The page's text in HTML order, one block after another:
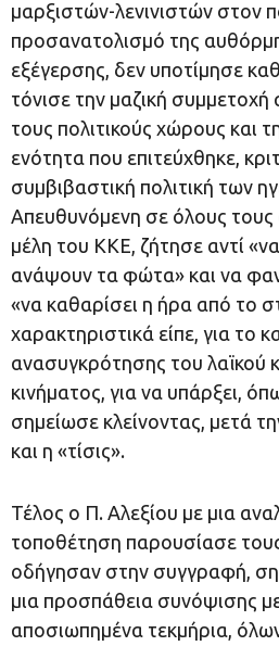
μαρξιστών-λενινιστών στον
προσανατολισμό της
εξέγερσης, δεν υποτίμησε
τόνισε την μαζική
τους πολιτικούς χώρους και
ενότητα που επιτεύχθηκε,
συμβιβαστική πολιτική των
Απευθυνόμενη σε όλους τους
μέλη του ΚΚΕ, ζήτησε αντί
ανάψουν τα φώτα» και να
«να καθαρίσει η ήρα από το
χαρακτηριστικά είπε, για το
ανασυγκρότησης του λαϊκού
κινήματος, για να υπάρξει,
σημείωσε κλείνοντας, μετά
και η «τίσις».
Τέλος ο Π. Αλεξίου με μια
τοποθέτηση παρουσίασε
οδήγησαν στην συγγραφή,
μια προσπάθεια συνόψισης
αποσιωπημένα τεκμήρια,